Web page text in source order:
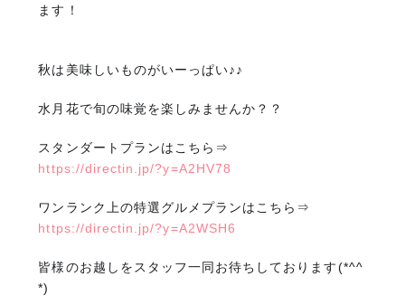
ます！
秋は美味しいものがいーっぱい♪♪
水月花で旬の味覚を楽しみませんか？？
スタンダートプランはこちら⇒
https://directin.jp/?y=A2HV78
ワンランク上の特選グルメプランはこちら⇒
https://directin.jp/?y=A2WSH6
皆様のお越しをスタッフ一同お待ちしております(*^^
*)